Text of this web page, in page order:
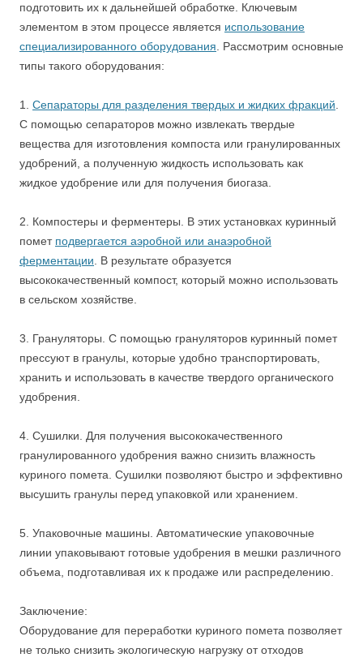
подготовить их к дальнейшей обработке. Ключевым
элементом в этом процессе является использование
специализированного оборудования . Рассмотрим основные
типы такого оборудования:
1. Сепараторы для разделения твердых и жидких фракций
С помощью сепараторов можно извлекать твердые
вещества для изготовления компоста или гранулированных
удобрений, а полученную жидкость использовать как
жидкое удобрение или для получения биогаза.
2. Компостеры и ферментеры. В этих установках куринный
помет подвергается аэробной или анаэробной
ферментации . В результате образуется
высококачественный компост, который можно использовать
в сельском хозяйстве.
3. Грануляторы. С помощью грануляторов куринный помет
прессуют в гранулы, которые удобно транспортировать,
хранить и использовать в качестве твердого органического
удобрения.
4. Сушилки. Для получения высококачественного
гранулированного удобрения важно снизить влажность
куриного помета. Сушилки позволяют быстро и эффективно
высушить гранулы перед упаковкой или хранением.
5. Упаковочные машины. Автоматические упаковочные
линии упаковывают готовые удобрения в мешки различного
объема, подготавливая их к продаже или распределению.
Заключение:
Оборудование для переработки куриного помета позволяет
не только снизить экологическую нагрузку от отходов